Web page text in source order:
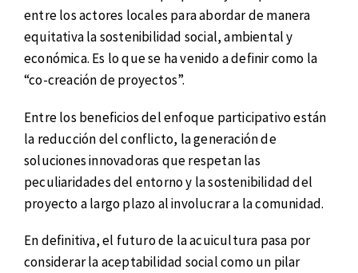
entre los actores locales para abordar de manera
equitativa la sostenibilidad social, ambiental y
económica. Es lo que se ha venido a definir como la
“co-creación de proyectos”.
Entre los beneficios del enfoque participativo están
la reducción del conflicto, la generación de
soluciones innovadoras que respetan las
peculiaridades del entorno y la sostenibilidad del
proyecto a largo plazo al involucrar a la comunidad.
En definitiva, el futuro de la acuicultura pasa por
considerar la aceptabilidad social como un pilar